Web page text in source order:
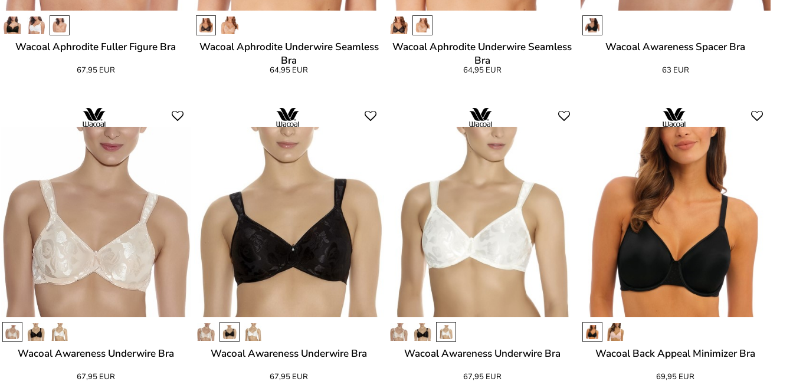
Wacoal Aphrodite Fuller Figure Bra
67,95 EUR
Wacoal Aphrodite Underwire Seamless
Bra
64,95 EUR
Wacoal Aphrodite Underwire Seamless
Bra
64,95 EUR
Wacoal Awareness Spacer Bra
63 EUR
Wacoal Awareness Underwire Bra
67,95 EUR
Wacoal Awareness Underwire Bra
67,95 EUR
Wacoal Awareness Underwire Bra
67,95 EUR
Wacoal Back Appeal Minimizer Bra
69,95 EUR